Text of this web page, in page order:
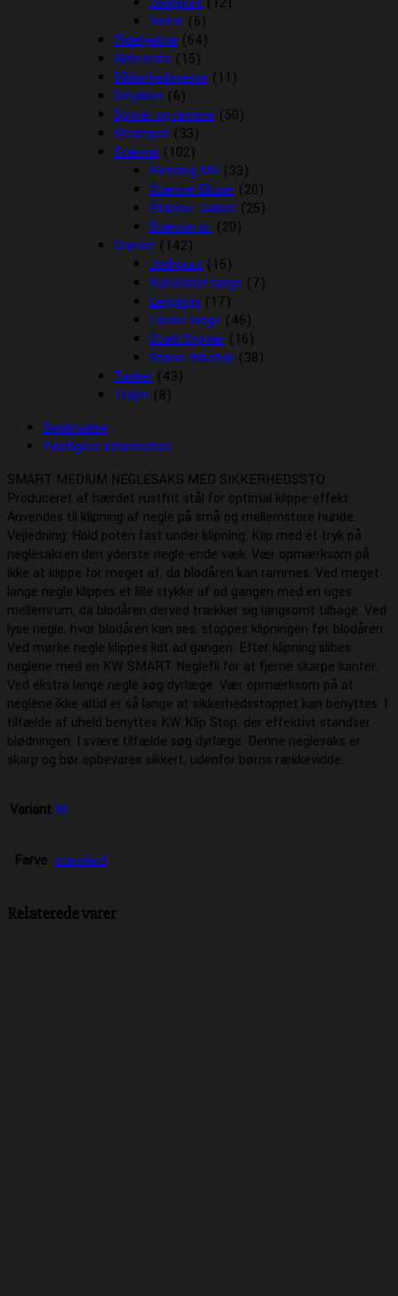
Vinter (6)
Ridehjelme (64)
Rideveste (15)
Sikkerhedsveste (11)
Smykker (6)
Sporer og remme (50)
Strømper (33)
Stævne (102)
Fletning MV (33)
Stævne Bluser (20)
Stævne Jakker (25)
Stævne nr. (20)
Støvler (142)
Jodhpurs (15)
Kunststof lange (7)
Leggings (17)
Læder lange (46)
Stald Støvler (16)
Støvle tilbehør (38)
Tasker (43)
Trøjer (8)
Beskrivelse
Yderligere information
SMART MEDIUM NEGLESAKS MED SIKKERHEDSSTO
Produceret af hærdet rustfrit stål for optimal klippe-effekt.
Anvendes til klipning af negle på små og mellemstore hunde.
Vejledning: Hold poten fast under klipning. Klip med ét tryk på
neglesaksen den yderste negle-ende væk. Vær opmærksom på
ikke at klippe for meget af, da blodåren kan rammes. Ved meget
lange negle klippes et lille stykke af ad gangen med en uges
mellemrum, da blodåren derved trækker sig langsomt tilbage. Ved
lyse negle, hvor blodåren kan ses, stoppes klipningen før blodåren.
Ved mørke negle klippes lidt ad gangen. Efter klipning slibes
neglene med en KW SMART Neglefil for at fjerne skarpe kanter.
Ved ekstra lange negle søg dyrlæge. Vær opmærksom på at
neglene ikke altid er så lange at sikkerhedsstoppet kan benyttes. I
tilfælde af uheld benyttes KW Klip Stop, der effektivt standser
blødningen. I svære tilfælde søg dyrlæge. Denne neglesaks er
skarp og bør opbevares sikkert, udenfor børns rækkevidde.
Variant M
Farve standard
Relaterede varer